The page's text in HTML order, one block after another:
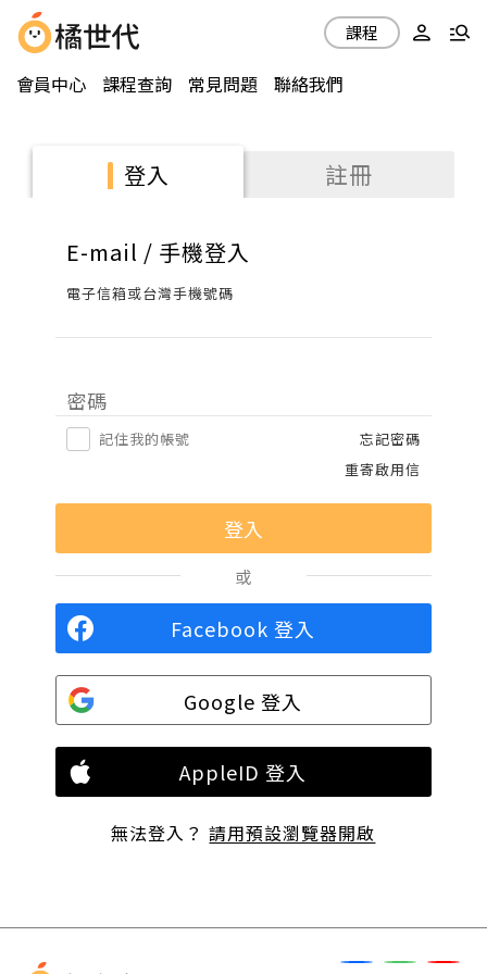
會員中心 課程查詢 常見問題 聯絡我們
課程
登入 註冊
E-mail / 手機登入
電子信箱或台灣手機號碼
密碼
記住我的帳號
忘記密碼
重寄啟用信
或
Facebook 登入
Google 登入
AppleID 登入
無法登入？請用預設瀏覽器開啟